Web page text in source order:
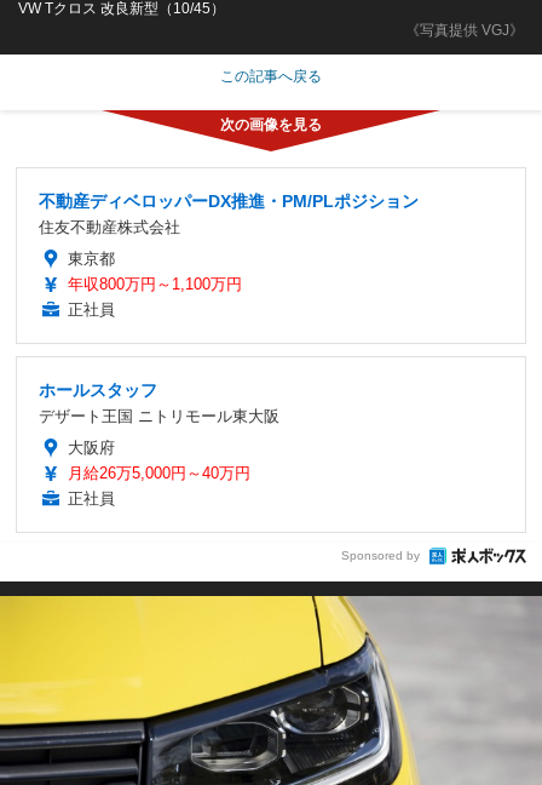
《写真提供 VGJ》
VW Tクロス 改良新型（10/45）
この記事へ戻る
不動産ディベロッパーDX推進・PM/PLポジション
住友不動産株式会社
東京都
年収800万円～1,100万円
正社員
ホールスタッフ
デザート王国 ニトリモール東大阪
大阪府
月給26万5,000円～40万円
正社員
Sponsored by